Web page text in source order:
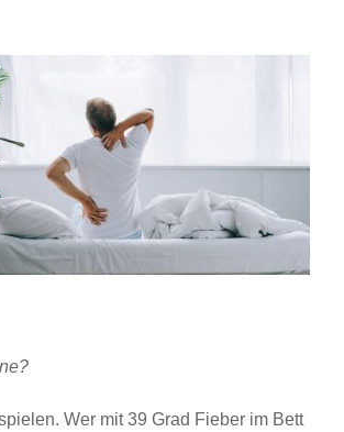
Wer mit 39 Grad Fieber im Bett